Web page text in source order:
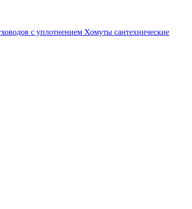
с уплотнением Хомуты сантехнические